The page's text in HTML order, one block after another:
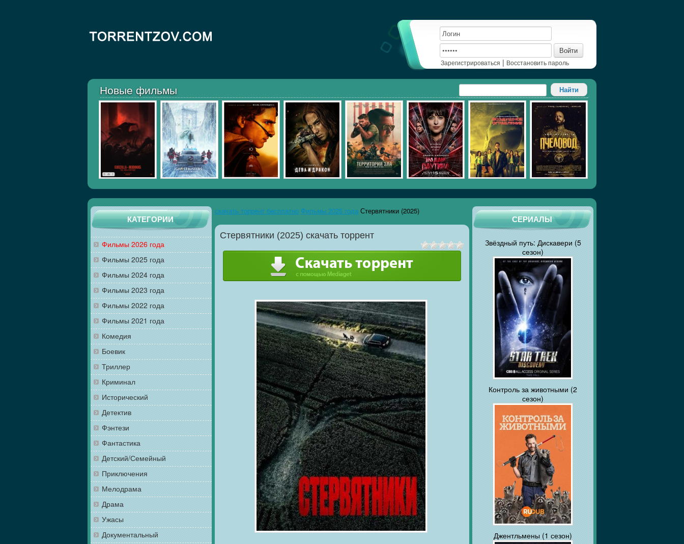
Войти
Зарегистрироваться | Восстановить пароль
Новые фильмы
СЕРИАЛЫ
Звёздный путь: Дискавери (5
сезон)
Контроль за животными (2
сезон)
Джентльмены (1 сезон)
КАТЕГОРИИ
Фильмы 2026 года
Фильмы 2025 года
Фильмы 2024 года
Фильмы 2023 года
Фильмы 2022 года
Фильмы 2021 года
Комедия
Боевик
Триллер
Криминал
Исторический
Детектив
Фэнтези
Фантастика
Детский/Семейный
Приключения
Мелодрама
Драма
Ужасы
Документальный
скачать торрент бесплатно Фильмы 2025 года Стервятники (2025)
Стервятники (2025) скачать торрент